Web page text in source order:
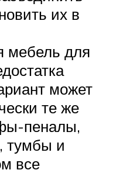
их в
мебель для
может
те же
пеналы,
тумбы и
все